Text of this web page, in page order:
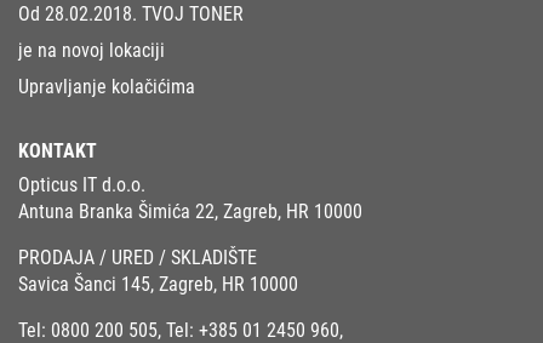
Od 28.02.2018. TVOJ TONER
je na novoj lokaciji
Upravljanje kolačićima
KONTAKT
Opticus IT d.o.o.
Antuna Branka Šimića 22, Zagreb, HR 10000
PRODAJA / URED / SKLADIŠTE
Savica Šanci 145, Zagreb, HR 10000
Tel: 0800 200 505, Tel: +385 01 2450 960,